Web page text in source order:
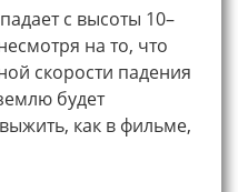
с высоты 10–
на то, что
скорости падения
будет
как в фильме,